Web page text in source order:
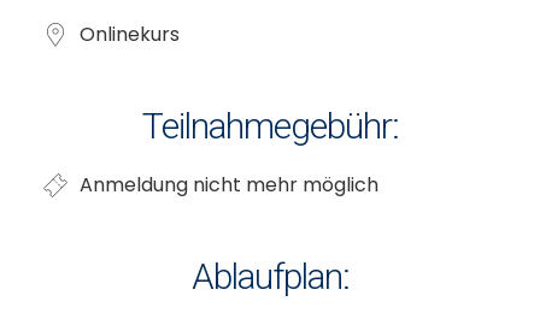
Onlinekurs
Teilnahmegebühr:
Anmeldung nicht mehr möglich
Ablaufplan: